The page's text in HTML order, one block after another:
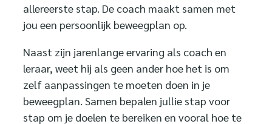
allereerste stap. De coach maakt samen met
jou een persoonlijk beweegplan op.
Naast zijn jarenlange ervaring als coach en
leraar, weet hij als geen ander hoe het is om
zelf aanpassingen te moeten doen in je
beweegplan. Samen bepalen jullie stap voor
stap om je doelen te bereiken en vooral hoe te